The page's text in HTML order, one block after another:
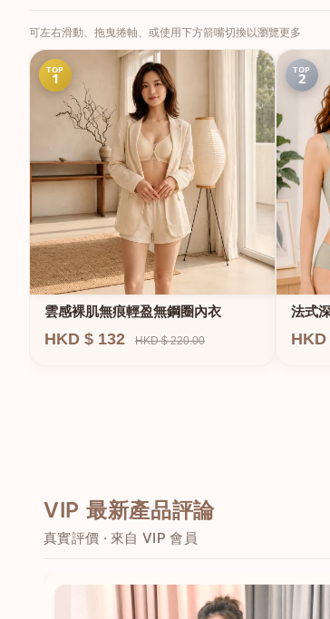
可左右滑動、拖曳捲軸、或使用下方箭嘴切換以瀏覽更多
TOP
1
雲感裸肌無痕輕盈無鋼圈內衣
HKD $ 132 HKD $ 220.00
TOP
2
法式
圈內衣
HKD
VIP 最新產品評論
真實評價 · 來自 VIP 會員